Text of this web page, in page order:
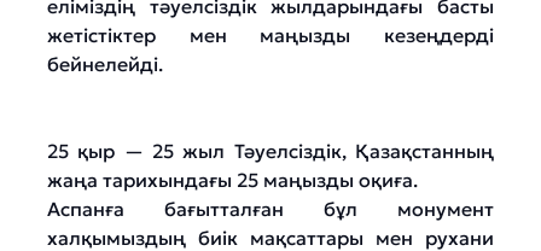
еліміздің тәуелсіздік жылдарындағы басты
жетістіктер мен маңызды кезеңдерді
бейнелейді.
25 қыр — 25 жыл Тәуелсіздік, Қазақстанның
жаңа тарихындағы 25 маңызды оқиға.
Аспанға бағытталған бұл монумент
халқымыздың биік мақсаттары мен рухани